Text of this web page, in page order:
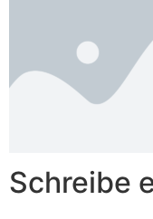
Schreibe